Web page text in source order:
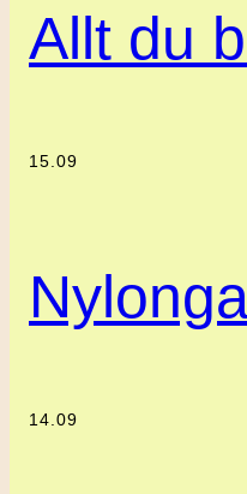
Allt du
15.09
14.09